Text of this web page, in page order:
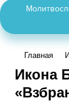
Главная
Икона